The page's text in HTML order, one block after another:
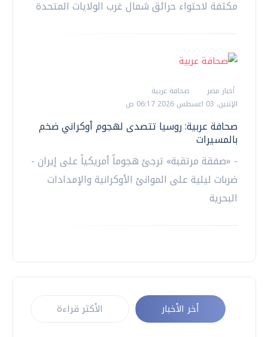
مكثفة لاحتواء حرائق شمال غرب الولايات المتحدة
أخبار مصر
صحافة عربية
الإثنين، 03 اغسطس 2026 06:17 ص
صحافة عربية: روسيا تتصدى لهجوم أوكراني ضخم
بالمسيرات
- «صفقة مرتقبة» ترجئ هجوماً أمريكياً على إيران -
ضربات ليلية على الموانئ الأوكرانية والإمدادات
البحرية
أخر الأخبار الأكثر قراءة